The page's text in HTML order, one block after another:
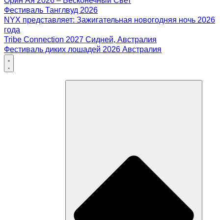
Фестиваль Танглвуд 2026
NYX представляет: Зажигательная новогодняя ночь 2026
года
Tribe Connection 2027 Сидней, Австралия
Фестиваль диких лошадей 2026 Австралия